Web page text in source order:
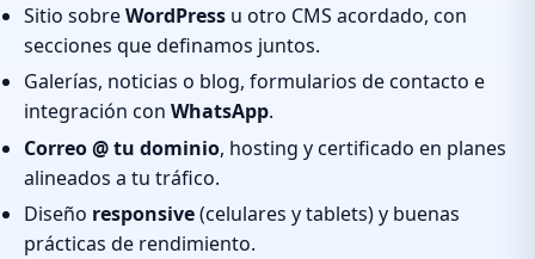
Sitio sobreWordPress u otro CMS acordado, con
secciones que definamos juntos.
Galerías, noticias o blog, formularios de contacto e
integración con WhatsApp.
Correo @ tu dominio, hosting y certificado en planes
alineados a tu tráfico.
Diseño responsive(celulares y tablets) y buenas
prácticas de rendimiento.